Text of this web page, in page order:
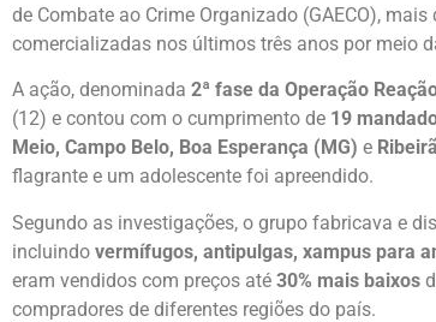
de Combate ao Crime Organizado (GAECO), mais
comercializadas nos últimos três anos por meio
A ação, denominada 2ª fase da Operação
(12) e contou com o cumprimento de 19
Meio, Campo Belo, Boa Esperança (MG) e
flagrante e um adolescente foi apreendido.
Segundo as investigações, o grupo fabricava e
incluindo vermífugos, antipulgas, xampus para
eram vendidos com preços até 30% mais baixos
compradores de diferentes regiões do país.